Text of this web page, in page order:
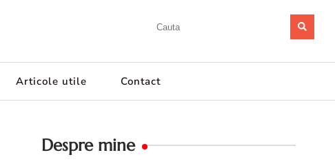
Articole utile Contact
Despre mine